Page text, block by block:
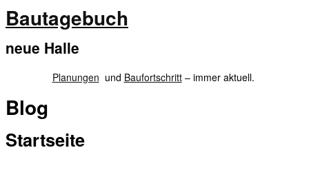
Bautagebuch
neue Halle
Planungen und Baufortschritt– immer aktuell.
Blog
Startseite